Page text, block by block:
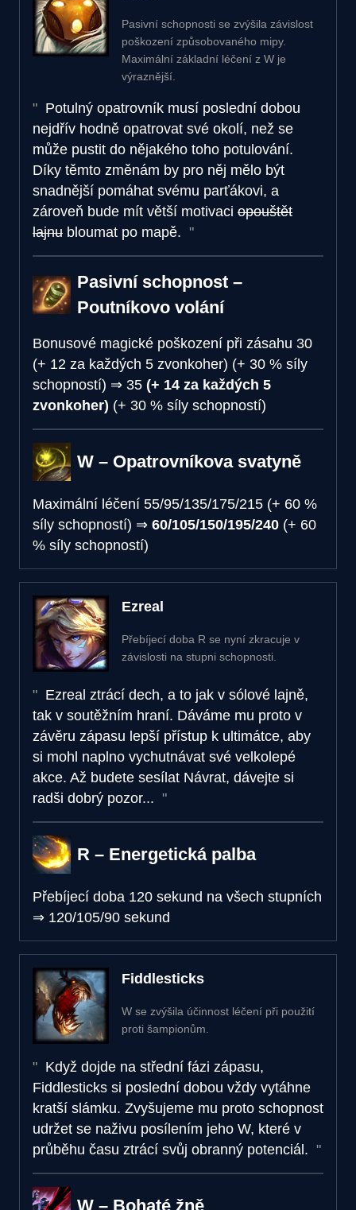
Pasivní schopnosti se zvýšila závislost
poškození způsobovaného mipy.
Maximální základní léčení z W je
výraznější.
Potulný opatrovník musí poslední dobou
nejdřív hodně opatrovat své okolí, než se
může pustit do nějakého toho potulování.
Díky těmto změnám by pro něj mělo být
snadnější pomáhat svému parťákovi, a
zároveň bude mít větší motivaci opouštět
lajnu bloumat po mapě.
Pasivní schopnost –
Poutníkovo volání
Bonusové magické poškození při zásahu 30
(+ 12 za každých 5 zvonkoher) (+ 30 % síly
schopností) ⇒ 35 (+ 14 za každých 5
zvonkoher) (+ 30 % síly schopností)
W – Opatrovníkova svatyně
Maximální léčení 55/95/135/175/215 (+ 60 %
síly schopností) ⇒ 60/105/150/195/240 (+ 60
% síly schopností)
Ezreal
Přebíjecí doba R se nyní zkracuje v
závislosti na stupni schopnosti.
Ezreal ztrácí dech, a to jak v sólové lajně,
tak v soutěžním hraní. Dáváme mu proto v
závěru zápasu lepší přístup k ultimátce, aby
si mohl naplno vychutnávat své velkolepé
akce. Až budete sesílat Návrat, dávejte si
radši dobrý pozor...
R – Energetická palba
Přebíjecí doba 120 sekund na všech stupních
⇒ 120/105/90 sekund
Fiddlesticks
W se zvýšila účinnost léčení při použití
proti šampionům.
Když dojde na střední fázi zápasu,
Fiddlesticks si poslední dobou vždy vytáhne
kratší slámku. Zvyšujeme mu proto schopnost
udržet se naživu posílením jeho W, které v
průběhu času ztrácí svůj obranný potenciál.
W – Bohaté žně